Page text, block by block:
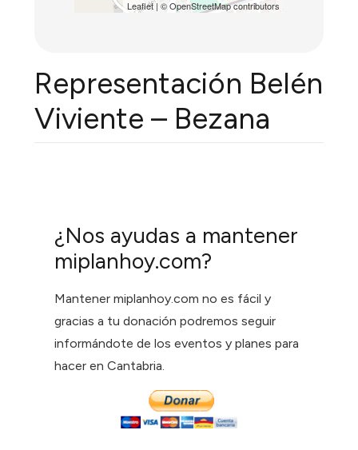
Leaflet| ©OpenStreetMapcontributors
Representación Belén
Viviente – Bezana
¿Nos ayudas a mantener
miplanhoy.com?
Mantener miplanhoy.com no es fácil y
gracias a tu donación podremos seguir
informándote de los eventos y planes para
hacer en Cantabria.